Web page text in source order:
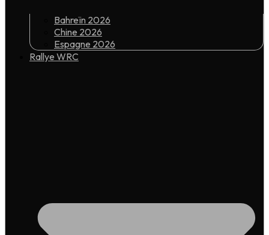
Bahreïn 2026
Chine 2026
Espagne 2026
Rallye WRC